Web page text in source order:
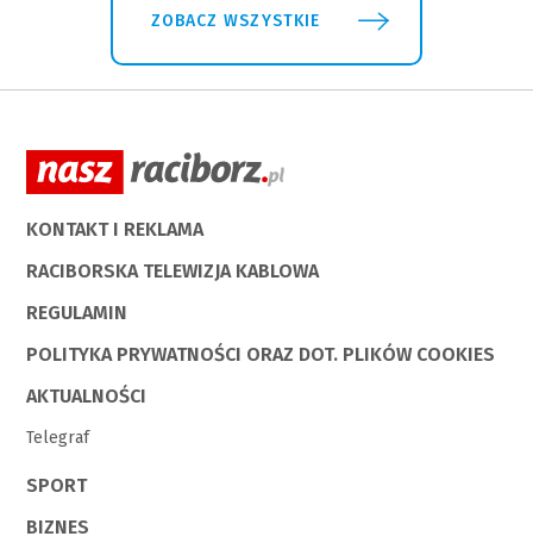
ZOBACZ WSZYSTKIE
KONTAKT I REKLAMA
RACIBORSKA TELEWIZJA KABLOWA
REGULAMIN
POLITYKA PRYWATNOŚCI ORAZ DOT. PLIKÓW COOKIES
AKTUALNOŚCI
Telegraf
SPORT
BIZNES